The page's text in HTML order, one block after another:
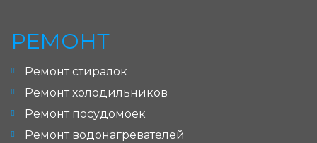
РЕМОНТ
Ремонт стиралок
Ремонт холодильников
Ремонт посудомоек
Ремонт водонагревателей